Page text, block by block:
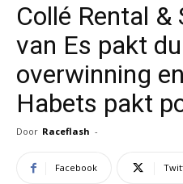
Collé Rental &
van Es pakt
overwinning
Habets pakt
Door Raceflash -
Facebook